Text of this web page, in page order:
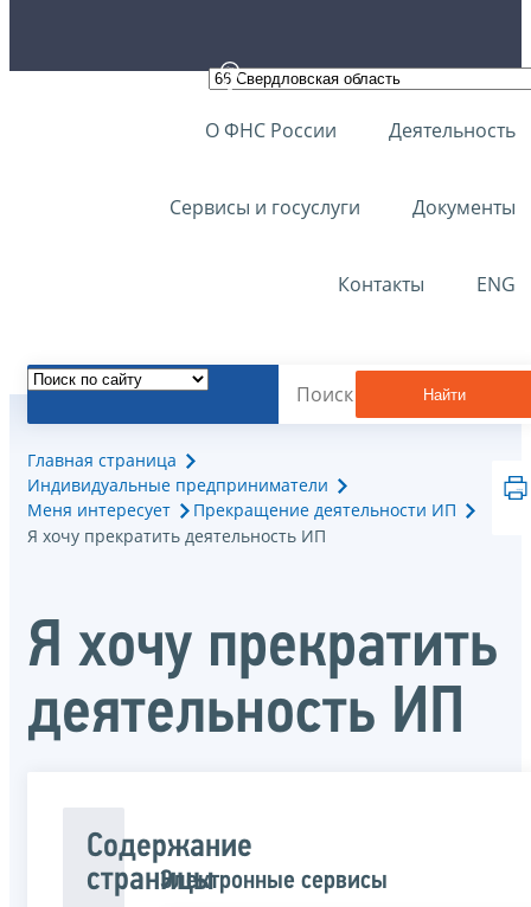
О ФНС России Деятельность
Сервисы и госуслуги Документы
Контакты ENG
Найти
Главная страница
Индивидуальные предприниматели
Меня интересует
Прекращение деятельности ИП
Я хочу прекратить деятельность ИП
Я хочу прекратить
деятельность ИП
Содержание
страницыЭлектронные сервисы